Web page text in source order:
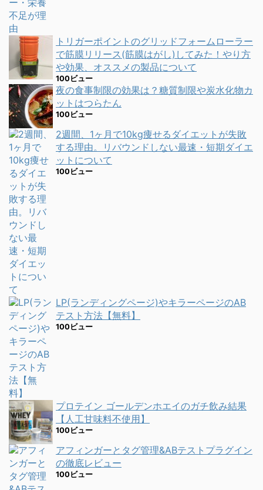
トリガーポイントのグリッドフォームローラー
で筋膜リリース(筋膜はがし)してみた！やり方
や効果、オススメの製品について
100ビュー
夜の食事制限の効果は？糖質制限や炭水化物カ
ットはつらたん
100ビュー
2週間、1ヶ月で10kg痩せるダイエットが失敗
する理由。リバウンドしない最速・短期ダイエ
ットについて
100ビュー
LP(ランディングページ)やキラーページのAB
テスト方法【無料】
100ビュー
プロテイン ゴールデンホエイのガチ飲み結果
【人工甘味料不使用】
100ビュー
アフィンガーとタグ管理&ABテストプラグイン
の徹底レビュー
100ビュー